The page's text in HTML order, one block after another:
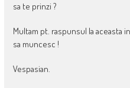
sa te prinzi ?
Multam pt. raspunsul la aceasta
sa muncesc !
Vespasian.